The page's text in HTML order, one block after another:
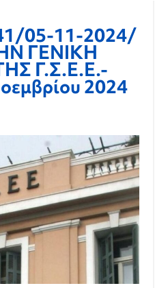
05-11-2024/
ΓΕΝΙΚΗ
Γ.Σ.Ε.Ε.-
2024